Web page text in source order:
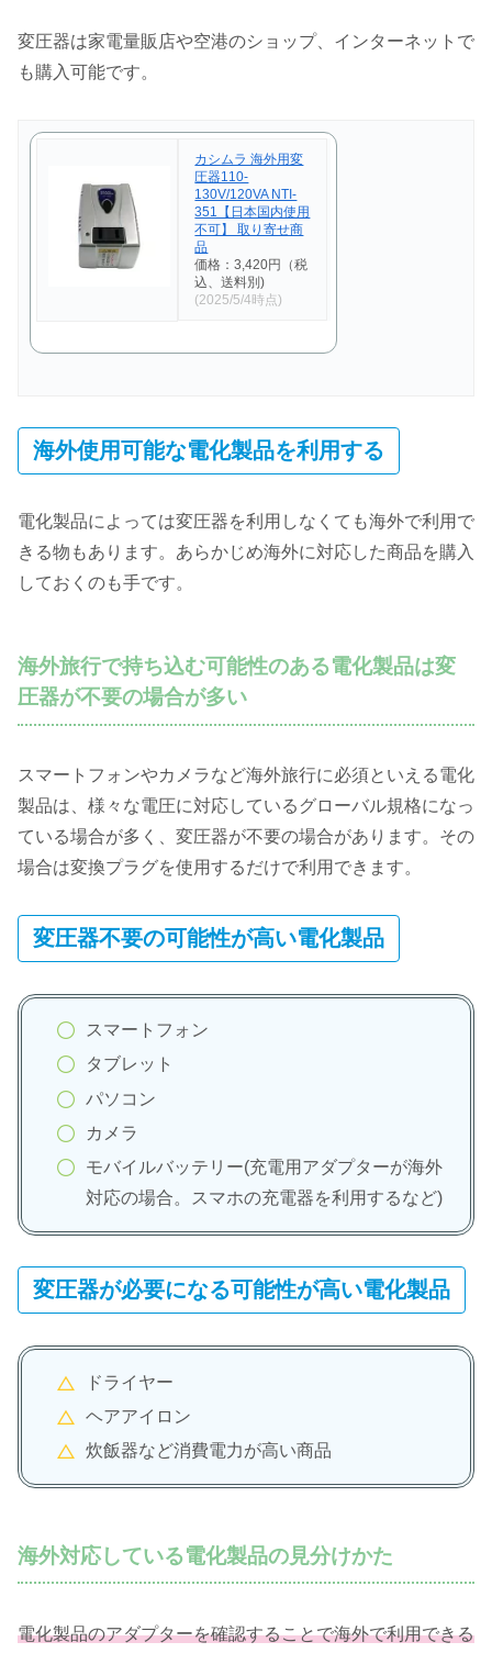
変圧器は家電量販店や空港のショップ、インターネットで
も購入可能です。
カシムラ 海外用変
圧器110-
130V/120VA NTI-
351【日本国内使用
不可】 取り寄せ商
品
価格：3,420円（税
込、送料別)
(2025/5/4時点)
海外使用可能な電化製品を利用する
電化製品によっては変圧器を利用しなくても海外で利用で
きる物もあります。あらかじめ海外に対応した商品を購入
しておくのも手です。
海外旅行で持ち込む可能性のある電化製品は変
圧器が不要の場合が多い
スマートフォンやカメラなど海外旅行に必須といえる電化
製品は、様々な電圧に対応しているグローバル規格になっ
ている場合が多く、変圧器が不要の場合があります。その
場合は変換プラグを使用するだけで利用できます。
変圧器不要の可能性が高い電化製品
スマートフォン
タブレット
パソコン
カメラ
モバイルバッテリー(充電用アダプターが海外
対応の場合。スマホの充電器を利用するなど)
変圧器が必要になる可能性が高い電化製品
ドライヤー
ヘアアイロン
炊飯器など消費電力が高い商品
海外対応している電化製品の見分けかた
電化製品のアダプターを確認することで海外で利用できる